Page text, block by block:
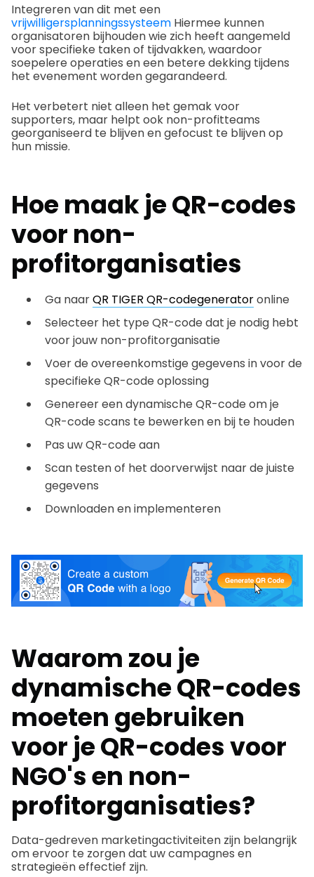
Integreren van dit met een
vrijwilligersplanningssysteem Hiermee kunnen
organisatoren bijhouden wie zich heeft aangemeld
voor specifieke taken of tijdvakken, waardoor
soepelere operaties en een betere dekking tijdens
het evenement worden gegarandeerd.
Het verbetert niet alleen het gemak voor
supporters, maar helpt ook non-profitteams
georganiseerd te blijven en gefocust te blijven op
hun missie.
Hoe maak je QR-codes
voor non-
profitorganisaties
Ga naarQR TIGER QR-codegeneratoronline
Selecteer het type QR-code dat je nodig hebt
voor jouw non-profitorganisatie
Voer de overeenkomstige gegevens in voor de
specifieke QR-code oplossing
Genereer een dynamische QR-code om je
QR-code scans te bewerken en bij te houden
Pas uw QR-code aan
Scan testen of het doorverwijst naar de juiste
gegevens
Downloaden en implementeren
Waarom zou je
dynamische QR-codes
moeten gebruiken
voor je QR-codes voor
NGO's en non-
profitorganisaties?
Data-gedreven marketingactiviteiten zijn belangrijk
om ervoor te zorgen dat uw campagnes en
strategieën effectief zijn.